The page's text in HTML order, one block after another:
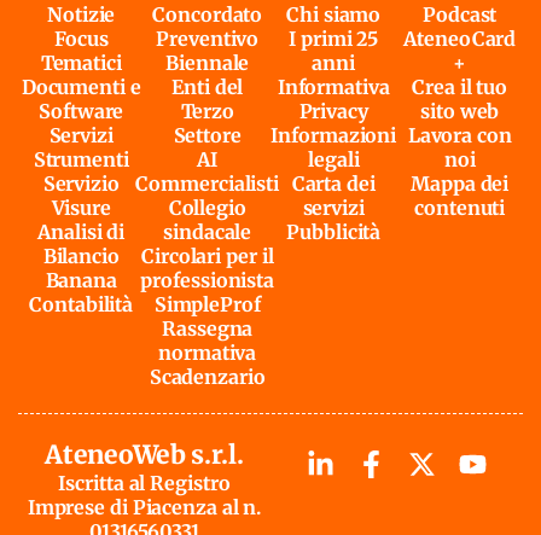
Notizie
Focus
Tematici
Documenti e
Software
Servizi
Strumenti
Servizio
Visure
Analisi di
Bilancio
Banana
Contabilità
Concordato
Preventivo
Biennale
Enti del
Terzo
Settore
AI
Commercialisti
Collegio
sindacale
Circolari per il
professionista
SimpleProf
Rassegna
normativa
Scadenzario
Chi siamo
I primi 25
anni
Informativa
Privacy
Informazioni
legali
Carta dei
servizi
Pubblicità
Podcast
AteneoCard
+
Crea il tuo
sito web
Lavora con
noi
Mappa dei
contenuti
AteneoWeb s.r.l.
Iscritta al Registro
Imprese di Piacenza al n.